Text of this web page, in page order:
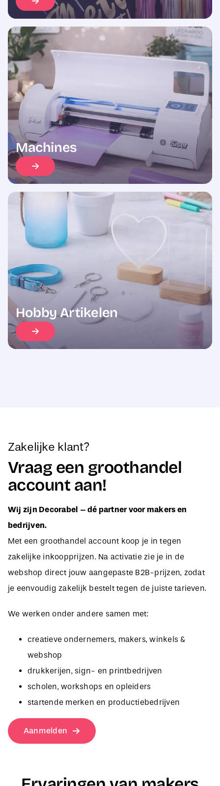
Machines
Hobby Artikelen
Vraag een groothandel
account aan!
Wij zijn Decorabel – dé partner voor makers en
bedrijven.
Met een groothandel account koop je in tegen
zakelijke inkoopprijzen. Na activatie zie je in de
webshop direct jouw aangepaste B2B-prijzen, zodat
je eenvoudig zakelijk bestelt tegen de juiste tarieven.
We werken onder andere samen met:
webshop
drukkerijen, sign- en printbedrijven
scholen, workshops en opleiders
startende merken en productiebedrijven